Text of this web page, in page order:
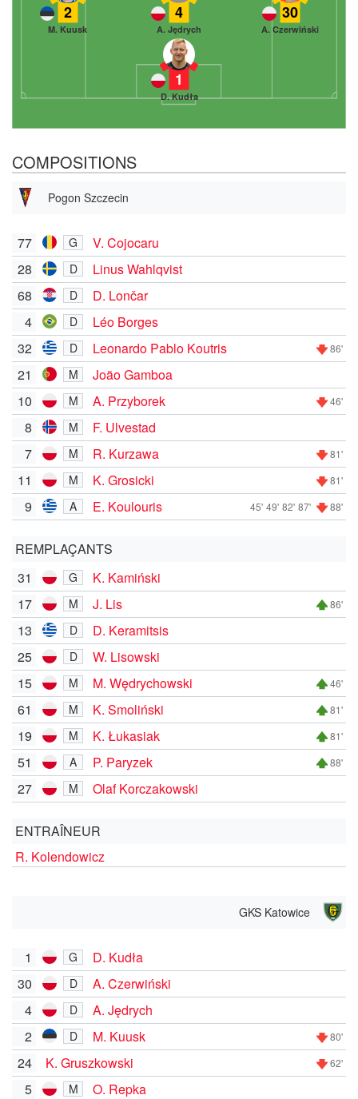
1
D. Kudła
2
M. Kuusk
4
A. Jędrych
30
A. Czerwiński
COMPOSITIONS
Pogon Szczecin
77 G
V. Cojocaru
28
D
Linus Wahlqvist
68
D
D. Lončar
4
D
Léo Borges
32
D Leonardo Pablo Koutris 86'
21 M
João Gamboa
10
M A. Przyborek 46'
8 M
F. Ulvestad
7
M R. Kurzawa 81'
11 M K. Grosicki 81'
9 A E. Koulouris 45' 49' 82' 87' 88'
REMPLAÇANTS
31
G
K. Kamiński
17
M J. Lis 86'
13 D
D. Keramitsis
25
D
W. Lisowski
15
M M. Wędrychowski 46'
61 M K. Smoliński 81'
19 M K. Łukasiak 81'
51 A P. Paryzek 88'
27 M Olaf Korczakowski
ENTRAÎNEUR
R. Kolendowicz
GKS Katowice
1 G
D. Kudła
30
D
A. Czerwiński
4
D
A. Jędrych
2
D M. Kuusk 80'
24 K. Gruszkowski 62'
5 M O. Repka